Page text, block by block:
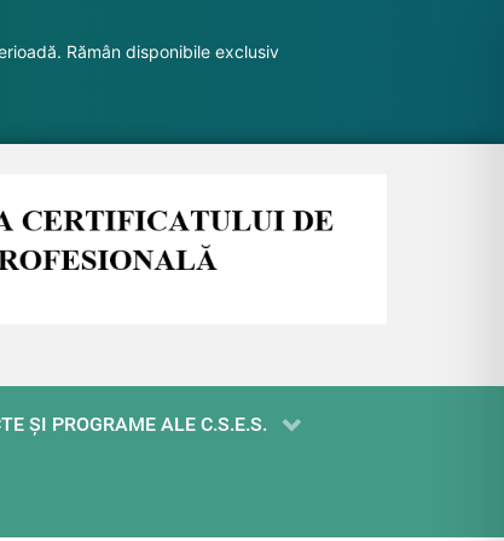
Rămân disponibile exclusiv
ŞI PROGRAME ALE C.S.E.S.